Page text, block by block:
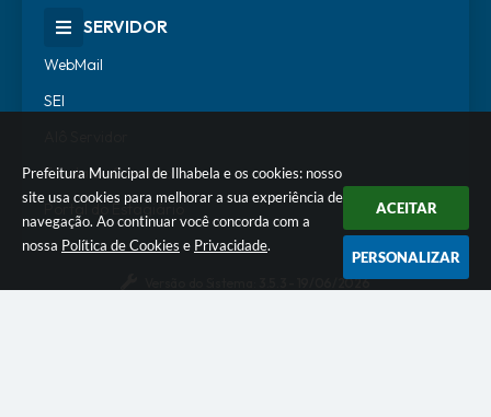
Prefeitura Municipal de Ilhabela e os cookies: nosso
site usa cookies para melhorar a sua experiência de
navegação. Ao continuar você concorda com a
nossa Política de Cookies e Privacidade.
ACEITAR
PERSONALIZAR
SERVIDOR
WebMail
SEI
Escola de Governo
Portal do Estagiário
3.5.3 - 19/06/2026